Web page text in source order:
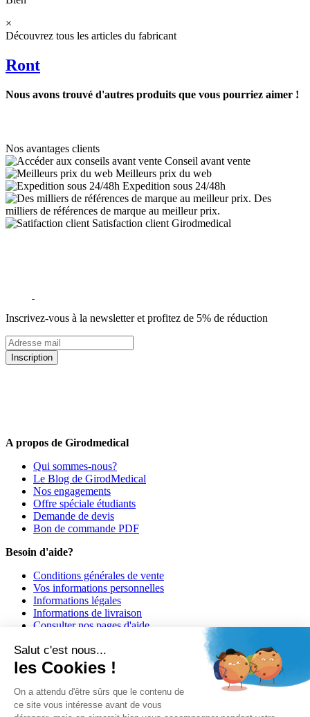
×
Découvrez tous les articles du fabricant
Ront
Nous avons trouvé d'autres produits que vous pourriez aimer !
Nos avantages clients
Conseil avant vente
Meilleurs prix du web
Expedition sous 24/48h
Des
milliers de références de marque au meilleur prix.
Satisfaction client Girodmedical
Inscrivez-vous à la newsletter et profitez de 5% de réduction
Inscription
A propos de Girodmedical
Qui sommes-nous?
Le Blog de GirodMedical
Nos engagements
Offre spéciale étudiants
Demande de devis
Bon de commande PDF
Besoin d'aide?
Conditions générales de vente
Vos informations personnelles
Informations légales
Informations de livraison
Consulter nos pages d'aide
Girodmedical est également présent dans 23 pays
© 2026 Girodmedical. Tous droits réservés.
Salut c'est nous...
les Cookies !
On a attendu d'être sûrs que le contenu de
ce site vous intéresse avant de vous